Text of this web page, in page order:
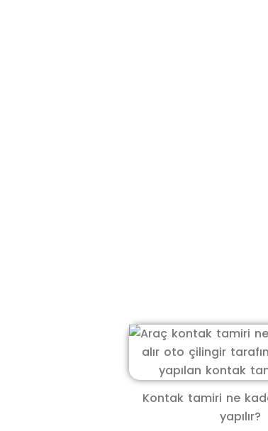
Kontak tamiri ne
yapılır?